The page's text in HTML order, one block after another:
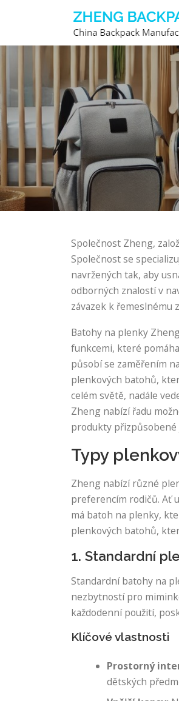
Společnost Zheng,
Společnost se
navržených tak, aby
odborných znalostí v
závazek k řemeslnému
Batohy na plenky
funkcemi, které
působí se zaměřením
plenkových batohů,
celém světě, nadále
Zheng nabízí řadu
produkty přizpůsobené
Typy
Zheng nabízí různé
preferencím rodičů. Ať
má batoh na plenky,
plenkových batohů,
1. Standardní
Standardní batohy na
nezbytností pro
každodenní použití,
Klíčové vlastnosti
Prostorný
dětských